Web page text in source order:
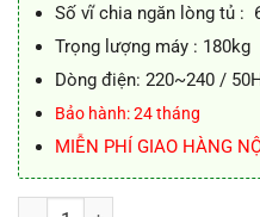
Số vĩ chia ngăn lòng tủ :
Trọng lượng máy : 180kg
Dòng điện: 220~240 /
Bảo hành: 24 tháng
MIỄN PHÍ GIAO HÀNG
Tủ đông mát mặt kính